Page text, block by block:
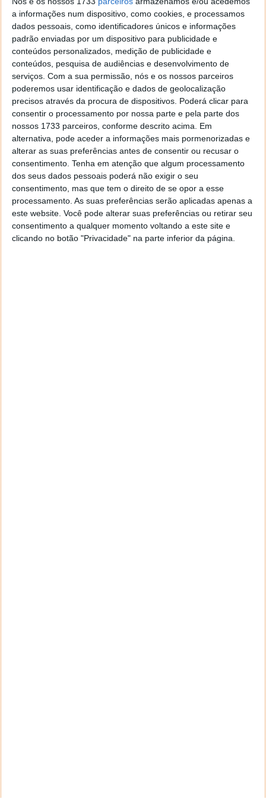
a informações num dispositivo, como cookies, e processamos
dados pessoais, como identificadores únicos e informações
padrão enviadas por um dispositivo para publicidade e
conteúdos personalizados, medição de publicidade e
conteúdos, pesquisa de audiências e desenvolvimento de
serviços. Com a sua permissão, nós e os nossos parceiros
poderemos usar identificação e dados de geolocalização
precisos através da procura de dispositivos. Poderá clicar para
consentir o processamento por nossa parte e pela parte dos
nossos 1733 parceiros, conforme descrito acima. Em
alternativa, pode aceder a informações mais pormenorizadas e
alterar as suas preferências antes de consentir ou recusar o
consentimento. Tenha em atenção que algum processamento
dos seus dados pessoais poderá não exigir o seu
consentimento, mas que tem o direito de se opor a esse
processamento. As suas preferências serão aplicadas apenas a
este website. Você pode alterar suas preferências ou retirar seu
consentimento a qualquer momento voltando a este site e
clicando no botão "Privacidade" na parte inferior da página.
Ambos os lançamentos são esperados no próximo
verão.
Parecem-lhe promissoras estas novas apostas da
Sony?
Este artigo tem mais de um ano
Acompanhe o Pplware no Google Notícias
Proponha uma correção, faça uma sugestão Autor:Vítor M.